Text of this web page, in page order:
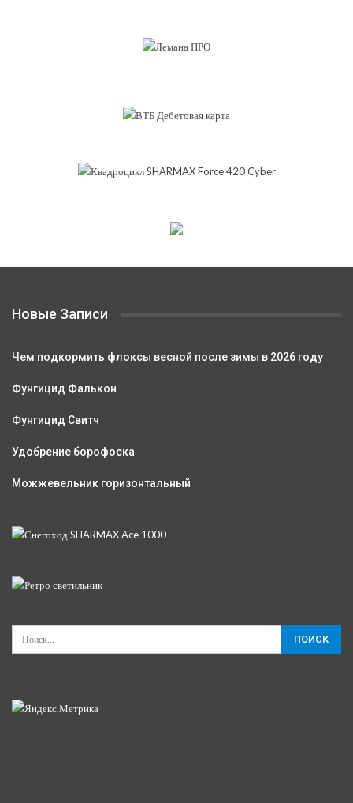
Новые Записи
Чем подкормить флоксы весной после зимы в 2026 году
Фунгицид Фалькон
Фунгицид Свитч
Удобрение борофоска
Можжевельник горизонтальный